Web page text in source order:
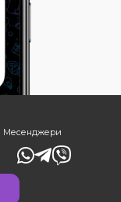
Месенджери